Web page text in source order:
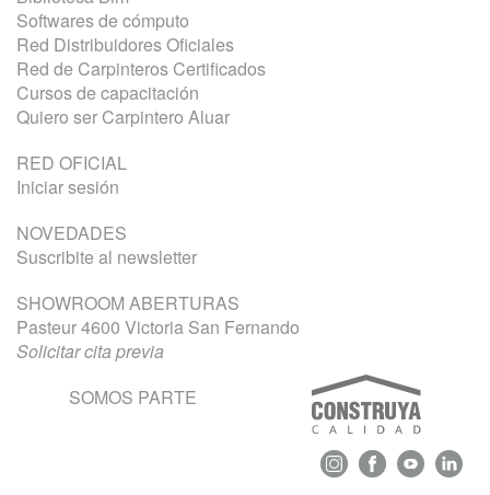
Softwares de cómputo
Red Distribuidores Oficiales
Red de Carpinteros Certificados
Cursos de capacitación
Quiero ser Carpintero Aluar
RED OFICIAL
Iniciar sesión
NOVEDADES
Suscribite al newsletter
SHOWROOM ABERTURAS
Pasteur 4600 Victoria San Fernando
Solicitar cita previa
SOMOS PARTE